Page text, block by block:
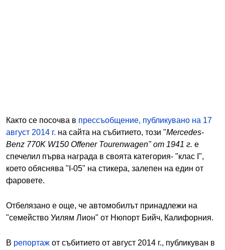
Както се посочва в прессъобщение, публикувано на 17
август 2014 г. на сайта на събитието, този "Mercedes-
Benz 770K W150 Offener Tourenwagen" от 1941 г. е
спечелил първа награда в своята категория- "клас I",
което обяснява "I-05" на стикера, залепен на един от
фаровете.
Отбелязано е още, че автомобилът принадлежи на
"семейство Уилям Лион" от Нюпорт Бийч, Калифорния.
В репортаж от събитието от август 2014 г., публикуван в